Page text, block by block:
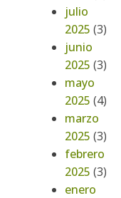
julio
2025 (3)
junio
2025 (3)
mayo
2025 (4)
marzo
2025 (3)
febrero
2025 (3)
enero